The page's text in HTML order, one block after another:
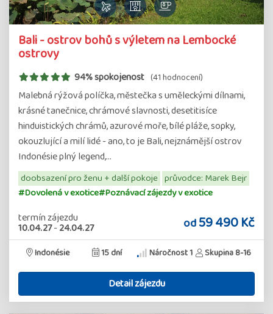
Bali - ostrov bohů s výletem na Lembocké
ostrovy
94% spokojenost (41 hodnocení)
Malebná rýžová políčka, městečka s uměleckými dílnami,
krásné tanečnice, chrámové slavnosti, desetitisíce
hinduistických chrámů, azurové moře, bílé pláže, sopky,
okouzlující a milí lidé - ano, to je Bali, nejznámější ostrov
Indonésie plný legend,…
doobsazení pro ženu + další pokoje průvodce: Marek Bejr
#Dovolená v exotice#Poznávací zájezdy v exotice
termín zájezdu
10.04.27-24.04.27 od59 490 Kč
Indonésie 15 dní Náročnost 1 Skupina 8-16
Detail zájezdu